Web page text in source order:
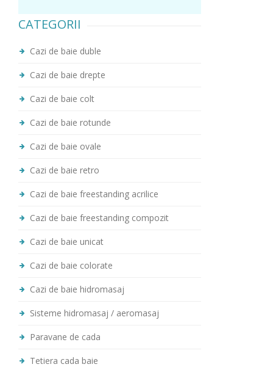
CATEGORII
Cazi de baie duble
Cazi de baie drepte
Cazi de baie colt
Cazi de baie rotunde
Cazi de baie ovale
Cazi de baie retro
Cazi de baie freestanding acrilice
Cazi de baie freestanding compozit
Cazi de baie unicat
Cazi de baie colorate
Cazi de baie hidromasaj
Sisteme hidromasaj / aeromasaj
Paravane de cada
Tetiera cada baie